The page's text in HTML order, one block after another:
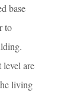
base
to
level are
living